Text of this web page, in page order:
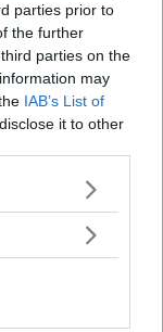
parties prior to
the further
parties on the
may
IAB’s List of
it to other
more Google
may click to
below Google
inför